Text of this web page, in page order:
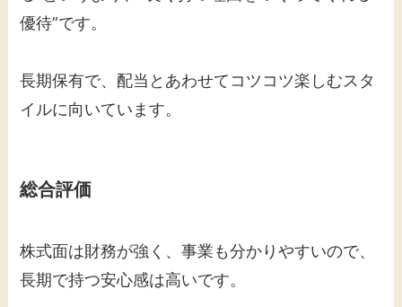
優待”です。
長期保有で、配当とあわせてコツコツ楽しむスタ
イルに向いています。
総合評価
株式面は財務が強く、事業も分かりやすいので、
長期で持つ安心感は高いです。